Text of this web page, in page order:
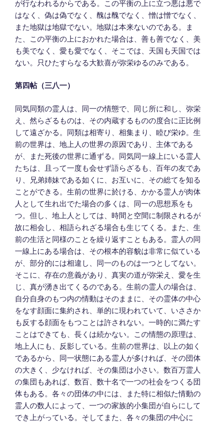
が行なわれるからである。この平衡の上に立つ悪は悪で
はなく、偽は偽でなく、醜は醜でなく、憎は憎でなく、
また地獄は地獄でない。地獄は本来ないのである。ま
た、この平衡の上におかれた場合は、善も善でなく、美
も美でなく、愛も愛でなく、そこでは、天国も天国では
ない。只ひたすらなる大歓喜が弥栄ゆるのみである。
第四帖（三八一）
同気同類の霊人は、同一の情態で、同じ所に和し、弥栄
え、然らざるものは、その内蔵するものの度合に正比例
して遠ざかる。同類は相寄り、相集まり、睦び栄ゆ。生
前の世界は、地上人の世界の原因であり、主体である
が、また死後の世界に通ずる。同気同一線上にいる霊人
たちは、且って一度も会せず語らざるも、百年の友であ
り、兄弟姉妹である如くに、お互いに、その総てを知る
ことができる。生前の世界に於ける、かかる霊人が肉体
人として生れ出でた場合の多くは、同一の思想系をも
つ。但し、地上人としては、時間と空間に制限されるが
故に相会し、相語られざる場合も生じてくる。また、生
前の生活と同様のことを繰り返すこともある。霊人の同
一線上にある場合は、その根本的容貌は非常に似ている
が、部分的には相違し、同一のものは一つとしてない。
そこに、存在の意義があり、真実の道が弥栄え、愛を生
じ、真が湧き出てくるのである。生前の霊人の場合は、
自分自身のもつ内の情動はそのままに、その霊体の中心
をなす顔面に集約され、単的に現われていて、いささか
も反する顔面をもつことは許されない。一時的に満たす
ことはできても、長くは続かない。この情態の原理は、
地上人にも、反影している。生前の世界は、以上の如く
であるから、同一状態にある霊人が多ければ、その団体
の大きく、少なければ、その集団は小さい。数百万霊人
の集団もあれば、数百、数十名で一つの社会をつくる団
体もある。各々の団体の中には、また特に相似た情動の
霊人の数人によって、一つの家族的小集団が自らにして
でき上がっている。そしてまた、各々の集団の中心に